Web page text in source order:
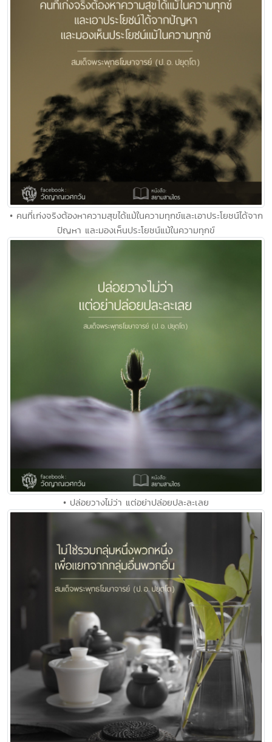
• คนที่เก่งจริงต้องหาความสุขได้แม้ในความทุกข์และเอาประโยชน์ได้จาก
ปัญหา และมองเห็นประโยชน์แม้ในความทุกข์
• ปล่อยวางไม่ว่า แต่อย่าปล่อยปละละเลย